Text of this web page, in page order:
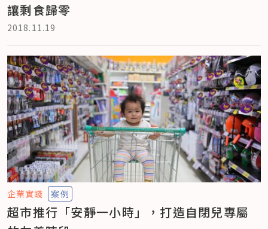
讓剩食歸零
2018.11.19
企業實踐 案例
超市推行「安靜一小時」，打造自閉兒專屬